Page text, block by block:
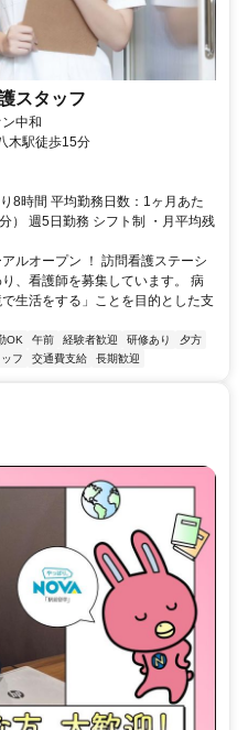
スタッフ
中和
木駅徒歩15分
8時間 平均勤務日数：1ヶ月あた
） 週5日勤務 シフト制 ・月平均残
ルオープン ！ 訪問看護ステーシ
、看護師を募集しています。 病
生活をする」ことを目的とした支
OK 午前 経験者歓迎 研修あり
夕方
フ 交通費支給 長期歓迎